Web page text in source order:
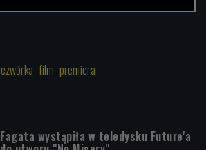
czwórka film premiera
Fagata wystąpiła w teledysku Future'a